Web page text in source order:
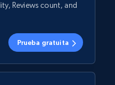
Reviews count, and
Prueba gratuita